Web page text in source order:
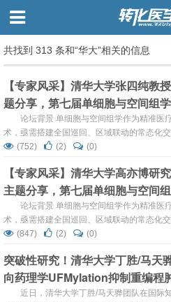
共找到 313 条和“华大”相关的信息
【专家风采】清华大学张四纯教
题分享，第七届单细胞与空间组
2026年9月18-19日在北京召开！
论坛背景 单细胞与空间组学作为精准医
术，亟需搭建全国巡回、区域联动的常态化
前沿技术走出实验室、落地临床。由转化医学
分会等多家单位发起的中国单细胞与空间组
2026年上海、重庆专场已顺利圆满举办。从
高地，两场大会各汇聚近千位高校科研学者、
物医药产业...
(752) (2) (0)
【专家风采】清华大学高亦博研
主题分享，第七届单细胞与空间
于2026年9月18-19日在北京召开
论坛背景 单细胞与空间组学作为精准医
术，亟需搭建全国巡回、区域联动的常态化
前沿技术走出实验室、落地临床。由转化医学
分会等多家单位发起的中国单细胞与空间组
2026年上海、重庆专场已顺利圆满举办。从
高地，两场大会各汇聚近千位高校科研学者、
(847) (2) (0)
突破性研究！清华大学丁胜/马天
向药理学UFMylation抑制重编程
微环境以实现长期胶质母细胞瘤
近日，清华大学丁胜/马天骅团队在国际